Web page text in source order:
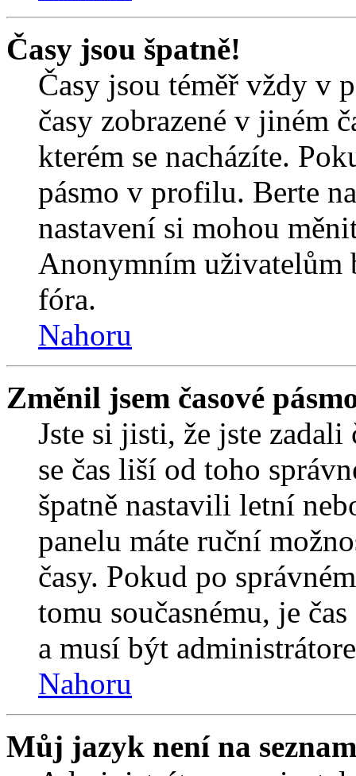
Časy jsou špatně!
Časy jsou téměř vždy v
časy zobrazené v jiném
kterém se nacházíte.
pásmo v profilu. Berte
nastavení si mohou
Anonymním uživatelům
fóra.
Nahoru
Změnil jsem časové
Jste si jisti, že jste zadali
se čas liší od toho
špatně nastavili letní
panelu máte ruční
časy. Pokud po
tomu současnému, je
a musí být
Nahoru
Můj jazyk není na